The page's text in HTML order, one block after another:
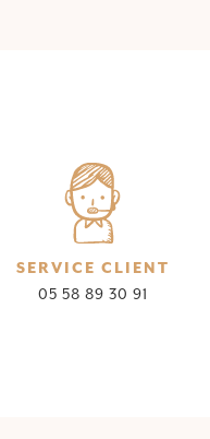
SERVICE CLIENT
05 58 89 30 91